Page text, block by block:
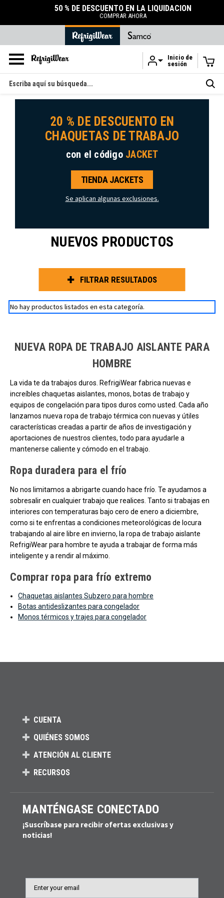
Ir al contenido principal
50 % DE DESCUENTO EN LA LIQUIDACIÓN
COMPRAR AHORA
Inicio de
sesión
Buscar
en
20 % DE DESCUENTO EN
CHAQUETAS DE TRABAJO
con el código JACKET
TIENDA JACKETS
Se aplican algunas exclusiones.
NUEVOS PRODUCTOS
FILTRAR RESULTADOS
No hay productos listados en esta categoría.
NUEVA ROPA DE TRABAJO AISLANTE PARA
HOMBRE
La vida te da trabajos duros. RefrigiWear fabrica nuevas e
increíbles chaquetas aislantes, monos, botas de trabajo y
equipos de congelación para tipos duros como usted. Cada año
lanzamos nueva ropa de trabajo térmica con nuevas y útiles
características creadas a partir de años de investigación y
aportaciones de nuestros clientes, todo para ayudarle a
mantenerse caliente y cómodo en el trabajo.
Ropa duradera para el frío
No nos limitamos a abrigarte cuando hace frío. Te ayudamos a
sobresalir en cualquier trabajo que realices. Tanto si trabajas en
interiores con temperaturas bajo cero de enero a diciembre,
como si te enfrentas a condiciones meteorológicas de locura
trabajando al aire libre en invierno, la ropa de trabajo aislante
RefrigiWear para hombre te ayuda a trabajar de forma más
inteligente y a rendir al máximo.
Comprar ropa para frío extremo
Chaquetas aislantes Subzero para hombre
Botas antideslizantes para congelador
Monos térmicos y trajes para congelador
CUENTA
QUIÉNES SOMOS
ATENCIÓN AL CLIENTE
RECURSOS
MANTÉNGASE CONECTADO
¡Suscríbase para recibir ofertas exclusivas y
noticias!